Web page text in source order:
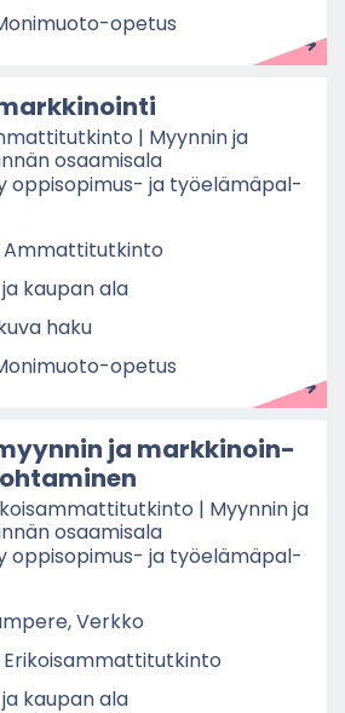
​opetus
| Myyn­nin ja
osaa­mi­sa­la
oppisopimus-​ ja työ­elä­mä­pal­
Am­mat­ti­tut­kin­to
kau­pan ala
haku
​opetus
ja mark­ki­noin­
| Myyn­nin ja
osaa­mi­sa­la
oppisopimus-​ ja työ­elä­mä­pal­
Verk­ko
Eri­koi­sam­mat­ti­tut­kin­to
kau­pan ala